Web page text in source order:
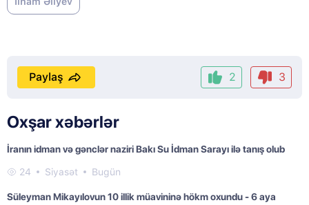
2 3
Paylaş
Oxşar xəbərlər
İranın idman və gənclər naziri Bakı Su İdman Sarayı ilə tanış olub
24 Siyasət Bugün
Süleyman Mikayılovun 10 illik müavininə hökm oxundu - 6 aya